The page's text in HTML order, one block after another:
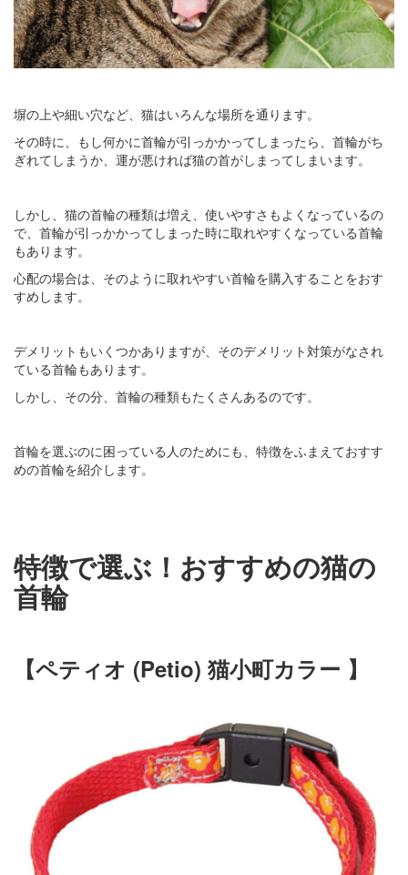
塀の上や細い穴など、猫はいろんな場所を通ります。
その時に、もし何かに首輪が引っかかってしまったら、首輪がち
ぎれてしまうか、運が悪ければ猫の首がしまってしまいます。
しかし、猫の首輪の種類は増え、使いやすさもよくなっているの
で、首輪が引っかかってしまった時に取れやすくなっている首輪
もあります。
心配の場合は、そのように取れやすい首輪を購入することをおす
すめします。
デメリットもいくつかありますが、そのデメリット対策がなされ
ている首輪もあります。
しかし、その分、首輪の種類もたくさんあるのです。
首輪を選ぶのに困っている人のためにも、特徴をふまえておすす
めの首輪を紹介します。
特徴で選ぶ！おすすめの猫の
首輪
【ペティオ (Petio) 猫小町カラー 】